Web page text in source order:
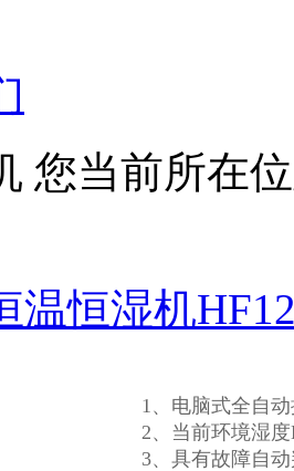
您当前所在
温恒湿机
1、电脑式全自
2、当前环境湿
3、具有故障自